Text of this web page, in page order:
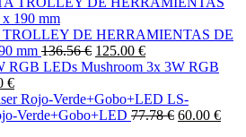
DE HERRAMIENTAS DE
mm 136.56 € 125.00 €
Mushroom 3x 3W RGB
€
LS-
Verde+Gobo+LED 77.78 € 60.00 €